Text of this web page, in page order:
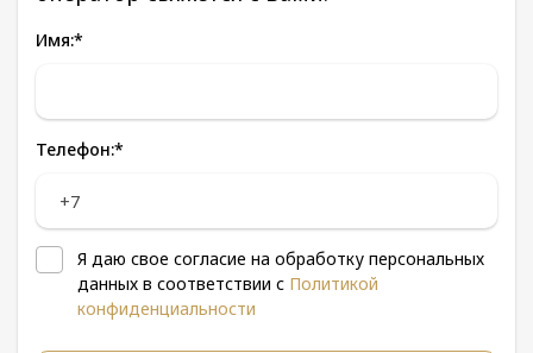
Имя:*
Телефон:*
Я даю свое согласие на обработку персональных
данных в соответствии с Политикой
конфиденциальности